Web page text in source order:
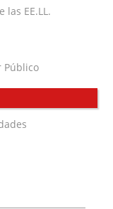
EE.LL.
Público